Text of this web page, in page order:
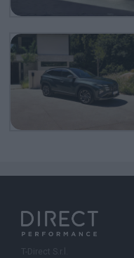
T-Direct S.r.l.